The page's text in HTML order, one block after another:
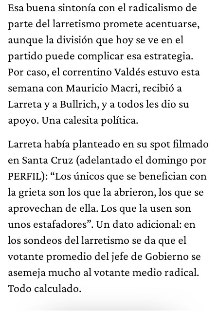
Esa buena sintonía con el radicalismo de
parte del larretismo promete acentuarse,
aunque la división que hoy se ve en el
partido puede complicar esa estrategia.
Por caso, el correntino Valdés estuvo esta
semana con Mauricio Macri, recibió a
Larreta y a Bullrich, y a todos les dio su
apoyo. Una calesita política.
Larreta había planteado en su spot filmado
en Santa Cruz (adelantado el domingo por
PERFIL): “Los únicos que se benefician con
la grieta son los que la abrieron, los que se
aprovechan de ella. Los que la usen son
unos estafadores”. Un dato adicional: en
los sondeos del larretismo se da que el
votante promedio del jefe de Gobierno se
asemeja mucho al votante medio radical.
Todo calculado.